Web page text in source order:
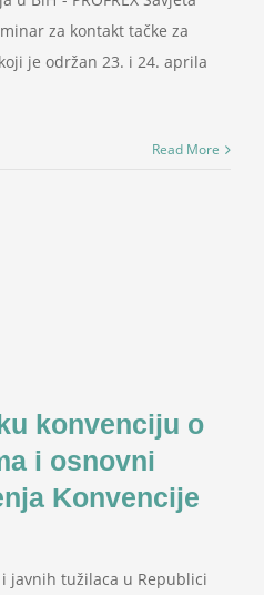
za kontakt tačke za
je održan 23. i 24. aprila
Read More
konvenciju o
i osnovni
Konvencije
javnih tužilaca u Republici